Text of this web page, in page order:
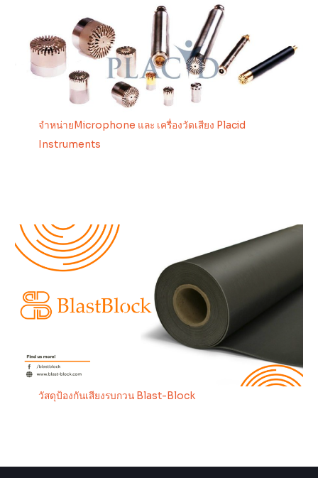
จำหน่ายMicrophone และ เครื่องวัดเสียง Placid
Instruments
วัสดุป้องกันเสียงรบกวน Blast-Block